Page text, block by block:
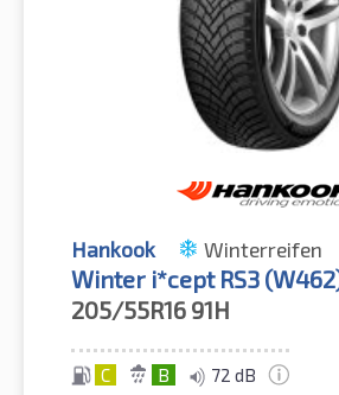
Hankook Winterreifen
Winter i*cept RS3
205/55R16 91H
C B 72 dB